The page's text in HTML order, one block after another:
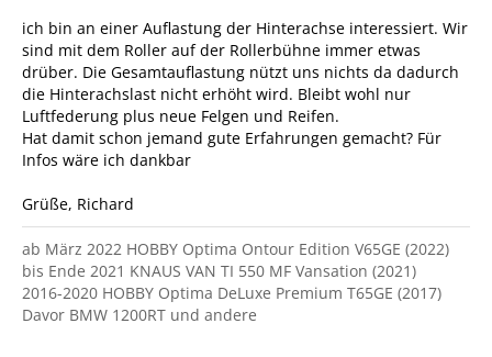
ich bin an einer Auflastung der Hinterachse interessiert. Wir
sind mit dem Roller auf der Rollerbühne immer etwas
drüber. Die Gesamtauflastung nützt uns nichts da dadurch
die Hinterachslast nicht erhöht wird. Bleibt wohl nur
Luftfederung plus neue Felgen und Reifen.
Hat damit schon jemand gute Erfahrungen gemacht? Für
Infos wäre ich dankbar
Grüße, Richard
ab März 2022 HOBBY Optima Ontour Edition V65GE (2022)
bis Ende 2021 KNAUS VAN TI 550 MF Vansation (2021)
2016-2020 HOBBY Optima DeLuxe Premium T65GE (2017)
Davor BMW 1200RT und andere